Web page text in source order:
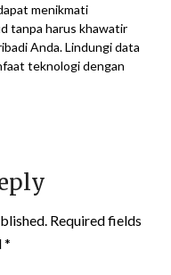
menikmati
tanpa harus khawatir
Anda. Lindungi data
teknologi dengan
Required fields
*